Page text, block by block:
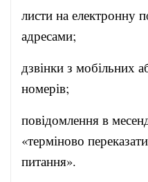
листи на електронну
адресами;
дзвінки з мобільних
номерів;
повідомлення в
«терміново
питання».